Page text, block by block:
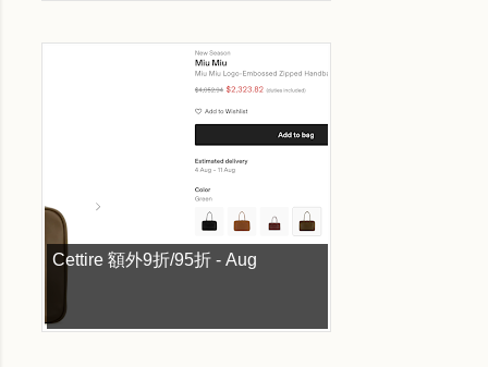
Cettire 額外9折/95折 - Aug